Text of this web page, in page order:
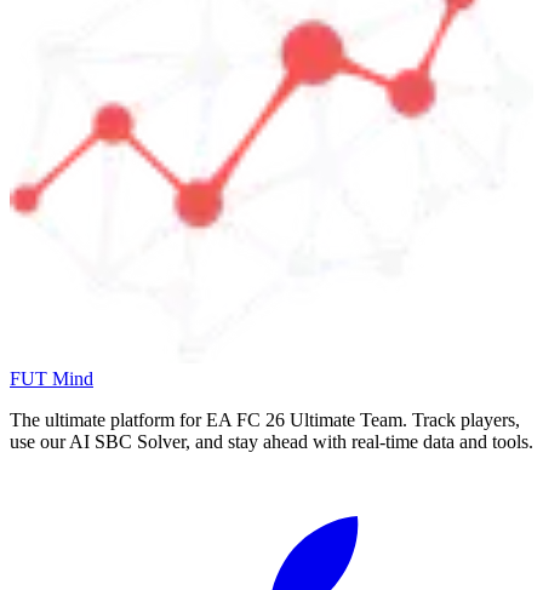
FUT Mind
The ultimate platform for EA FC 26 Ultimate Team. Track players,
use our AI SBC Solver, and stay ahead with real-time data and tools.